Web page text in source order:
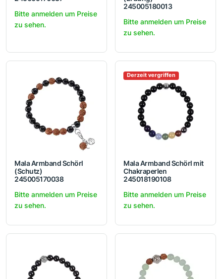
Bitte anmelden um Preise
zu sehen.
245005180013
Bitte anmelden um Preise
zu sehen.
Mala Armband Schörl
(Schutz)
245005170038
Bitte anmelden um Preise
zu sehen.
Derzeit vergriffen
Mala Armband Schörl mit
Chakraperlen
245018190108
Bitte anmelden um Preise
zu sehen.